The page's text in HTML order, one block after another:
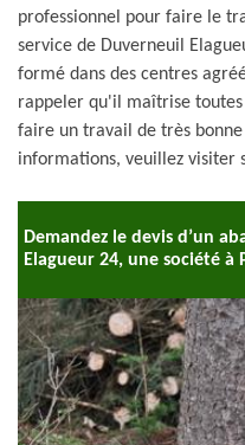
professionnel pour faire le
service de Duverneuil
formé dans des centres
rappeler qu'il maîtrise toutes
faire un travail de très
informations, veuillez visiter
Demandez le devis d’un
Elagueur 24, une société à